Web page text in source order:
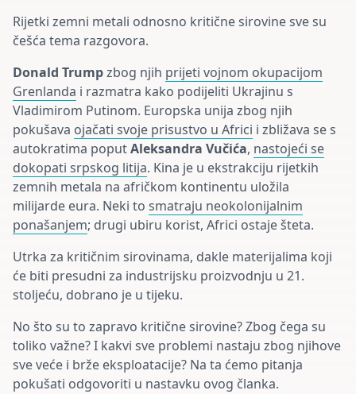
Rijetki zemni metali odnosno kritične sirovine sve su
češća tema razgovora.
Donald Trumpzbog njih prijeti vojnom okupacijom
Grenlanda i razmatra kako podijeliti Ukrajinu s
Vladimirom Putinom. Europska unija zbog njih
pokušava ojačati svoje prisustvo u Africi i zbližava se s
autokratima poputAleksandra Vučića, nastojeći se
dokopati srpskog litija. Kina je u ekstrakciju rijetkih
zemnih metala na afričkom kontinentu uložila
milijarde eura. Neki to smatraju neokolonijalnim
ponašanjem; drugi ubiru korist, Africi ostaje šteta.
Utrka za kritičnim sirovinama, dakle materijalima koji
će biti presudni za industrijsku proizvodnju u 21.
stoljeću, dobrano je u tijeku.
No što su to zapravo kritične sirovine? Zbog čega su
toliko važne? I kakvi sve problemi nastaju zbog njihove
sve veće i brže eksploatacije? Na ta ćemo pitanja
pokušati odgovoriti u nastavku ovog članka.